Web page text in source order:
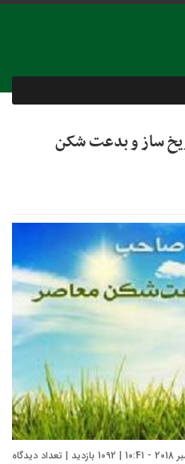
ساز و بدعت شکن
شناسه خبر : 2717 | تاریخ انتشار : 20 نوامبر 2018 - 10:41 | 1092 بازدید | تعداد دیدگاه